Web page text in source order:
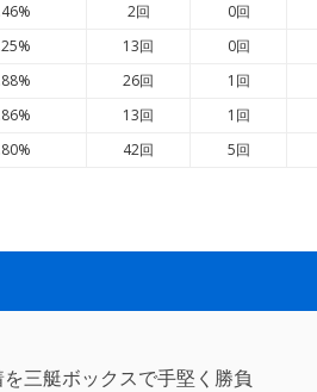
2回 0回
13回 0回
26回 1回
13回 1回
42回 5回
三艇ボックスで手堅く勝負